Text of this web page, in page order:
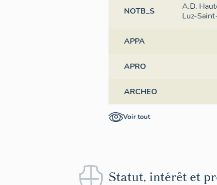
NOTB_S
A.D.
Luz-
APPA
APRO
ARCHEO
Voir tout
Statut, intérêt et